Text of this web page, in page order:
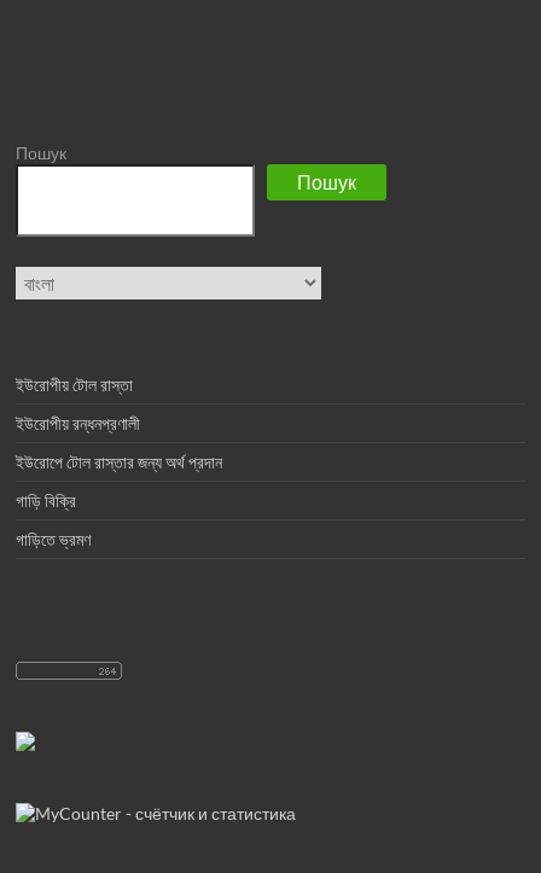
Пошук
Пошук
Choose
a
ইউরোপীয় টোল রাস্তা
ইউরোপীয় রন্ধনপ্রণালী
ইউরোপে টোল রাস্তার জন্য অর্থ প্রদান
গাড়ি বিক্রি
গাড়িতে ভ্রমণ